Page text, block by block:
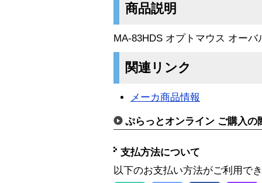
商品説明
MA-83HDS オプトマウス オー
関連リンク
メーカ商品情報
ぷらっとオンライン ご購入の
支払方法について
以下のお支払い方法がご利用で